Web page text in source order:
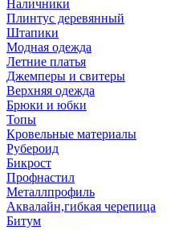
Наличники
Плинтус деревянный
Штапики
Модная одежда
Летние платья
Джемперы и свитеры
Верхняя одежда
Брюки и юбки
Топы
Кровельные материалы
Рубероид
Бикрост
Профнастил
Металлпрофиль
Аквалайн,гибкая черепица
Битум